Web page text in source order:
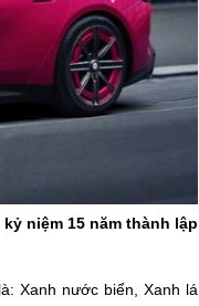
niệm 15 năm thành lập
Xanh nước biển, Xanh lá